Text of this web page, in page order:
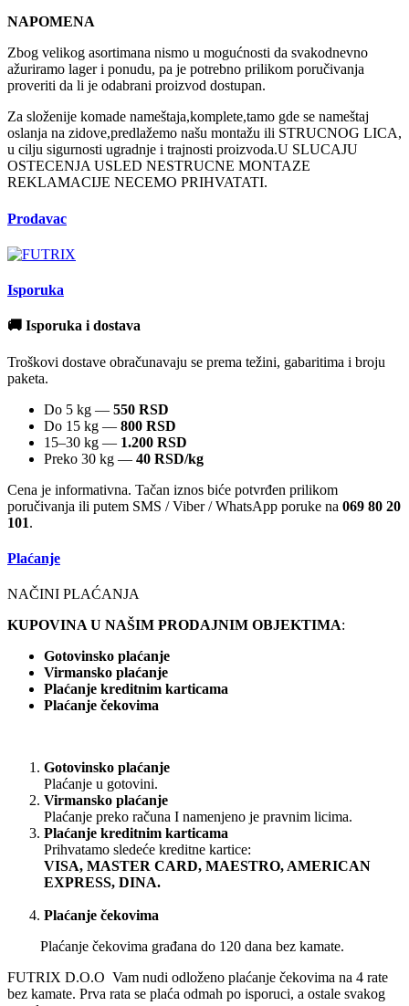
NAPOMENA
Zbog velikog asortimana nismo u mogućnosti da svakodnevno
ažuriramo lager i ponudu, pa je potrebno prilikom poručivanja
proveriti da li je odabrani proizvod dostupan.
Za složenije komade nameštaja,komplete,tamo gde se nameštaj
oslanja na zidove,predlažemo našu montažu ili STRUCNOG LICA,
u cilju sigurnosti ugradnje i trajnosti proizvoda.U SLUCAJU
OSTECENJA USLED NESTRUCNE MONTAZE
REKLAMACIJE NECEMO PRIHVATATI.
Prodavac
Isporuka
🚚 Isporuka i dostava
Troškovi dostave obračunavaju se prema težini, gabaritima i broju
paketa.
Do 5 kg — 550 RSD
Do 15 kg — 800 RSD
15–30 kg — 1.200 RSD
Preko 30 kg — 40 RSD/kg
Cena je informativna. Tačan iznos biće potvrđen prilikom
poručivanja ili putem SMS / Viber / WhatsApp poruke na 069 80 20
101.
Plaćanje
NAČINI PLAĆANJA
KUPOVINA U NAŠIM PRODAJNIM OBJEKTIMA:
Gotovinsko plaćanje
Virmansko plaćanje
Plaćanje kreditnim karticama
Plaćanje čekovima
Gotovinsko plaćanje
Plaćanje u gotovini.
Virmansko plaćanje
Plaćanje preko računa I namenjeno je pravnim licima.
Plaćanje kreditnim karticama
Prihvatamo sledeće kreditne kartice:
VISA, MASTER CARD, MAESTRO, AMERICAN
EXPRESS, DINA.
Plaćanje čekovima
Plaćanje čekovima građana do 120 dana bez kamate.
FUTRIX D.O.O Vam nudi odloženo plaćanje čekovima na 4 rate
bez kamate. Prva rata se plaća odmah po isporuci, a ostale svakog